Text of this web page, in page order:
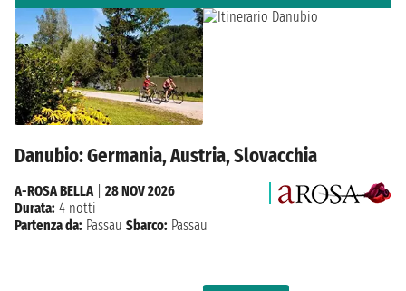
Danubio: Germania, Austria, Slovacchia
A-ROSA BELLA| 28 NOV 2026
Durata: 4 notti
Partenza da: Passau Sbarco: Passau